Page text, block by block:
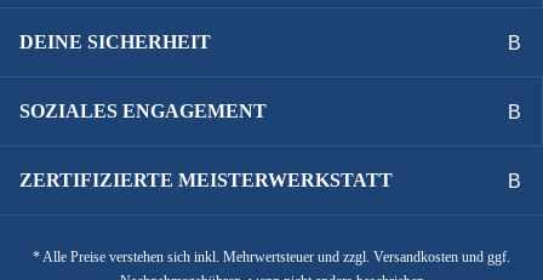
DEINE SICHERHEIT
SOZIALES ENGAGEMENT
ZERTIFIZIERTE MEISTERWERKSTATT
* Alle Preise verstehen sich inkl. Mehrwertsteuer und zzgl. Versandkosten und ggf.